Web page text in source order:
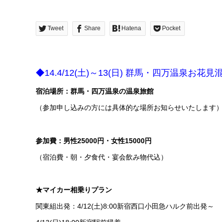
Tweet Share Hatena Pocket
◆14.4/12(土)～13(日) 群馬・四万温泉お花見
宿泊場所：群馬・四万温泉の温泉旅館
（参加申し込みの方には具体的な場所お知らせいたします）
参加費：男性25000円・女性15000円
（宿泊費・朝・夕食代・宴会飲み物代込）
★マイカー相乗りプラン
関東組出発：4/12(土)8:00新宿西口小田急ハルク前出発～